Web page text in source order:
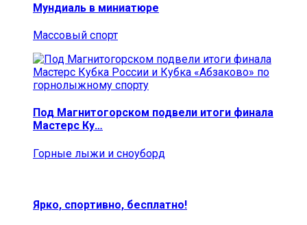
Мундиаль в миниатюре
Массовый спорт
Под Магнитогорском подвели итоги финала
Мастерс Ку…
Горные лыжи и сноуборд
Ярко, спортивно, бесплатно!